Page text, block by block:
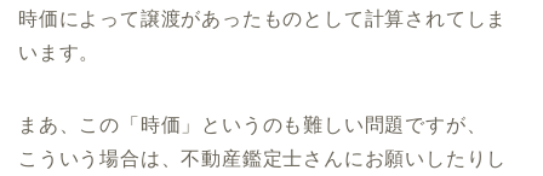
時価によって譲渡があったものとして計算されてしま
います。
まあ、この「時価」というのも難しい問題ですが、
こういう場合は、不動産鑑定士さんにお願いしたりし